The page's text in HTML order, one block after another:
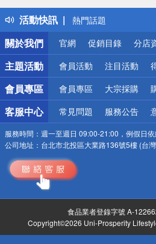
活動快訊
得獎公告
熱門話題
銀行優惠
偏遠地區配送
詐騙網頁！請小心！
關於我們
官網 促銷目錄 分店
主題活動 會員活動 注目活動
會員專區 會員專區 大宗採購
客服中心 常見問題 服務公告
服務時間： 週一至週日 09:00-21:00，例假日
公司地址： 台北市北投區大業路136號5樓 (台
食品業者登錄字號 A-
Copyright©2026 Uni-Prosperity